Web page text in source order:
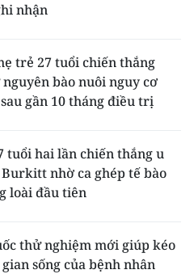
nhận
trẻ 27 tuổi chiến thắng
bào nuôi nguy cơ
gần 10 tháng điều trị
tuổi hai lần chiến thắng u
nhờ ca ghép tế bào
loài đầu tiên
thử nghiệm mới giúp kéo
sống của bệnh nhân